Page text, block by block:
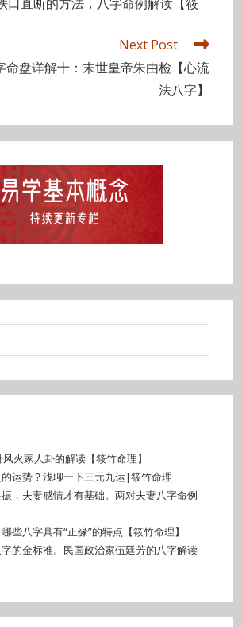
Next Post
命盘详解十：末世皇帝朱由检【心流
法八字】
火家人卦的解读【筱竹命理】
运势？浅聊一下三元九运|筱竹命理
，夫妻感情才有基础。两对夫妻八字命例
些八字具有“正缘”的特点【筱竹命理】
的金标准。民国政治家伍廷芳的八字解读